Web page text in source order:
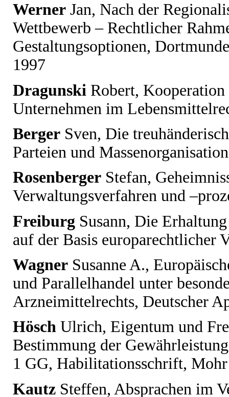
Werner Jan, Nach der
Wettbewerb – Rechtlicher
Gestaltungsoptionen,
1997
Dragunski Robert,
Unternehmen im
Berger Sven, Die
Parteien und
Rosenberger Stefan,
Verwaltungsverfahren und
Freiburg Susann, Die
auf der Basis europarechtlicher
Wagner Susanne A.,
und Parallelhandel unter
Arzneimittelrechts, Deutscher
Hösch Ulrich, Eigentum und
Bestimmung der
1 GG, Habilitationsschrift,
Kautz Steffen, Absprachen im